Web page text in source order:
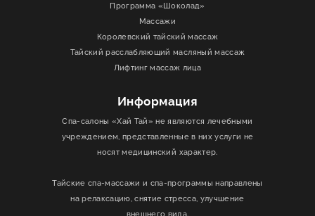
Программа «Шоколад»
Массажи
Королевский тайский массаж
Тайский расслабляющий масляный массаж
Лифтинг массаж лица
Информация
Спа-салоны «Хай Тай» не являются лечебными
учреждением, представленные в них услуги не
носят медицинский характер.
Тайские спа-массажи и спа-программы направлены
на релаксацию, снятие стресса, улучшение